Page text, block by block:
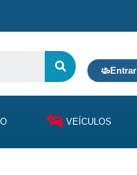
Entrar
VEÍCULOS